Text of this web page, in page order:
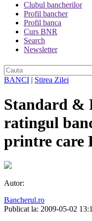
Clubul bancherilor
Profil bancher
Profil banca
Curs BNR
Search
Newsletter
BANCI | Stirea Zilei
Standard &
ratingul
printre care
Autor:
Bancherul.ro
Publicat la: 2009-05-02